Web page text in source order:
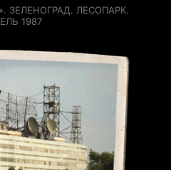
ЗЕЛЕНОГРАД. ЛЕСОПАРК.
1987